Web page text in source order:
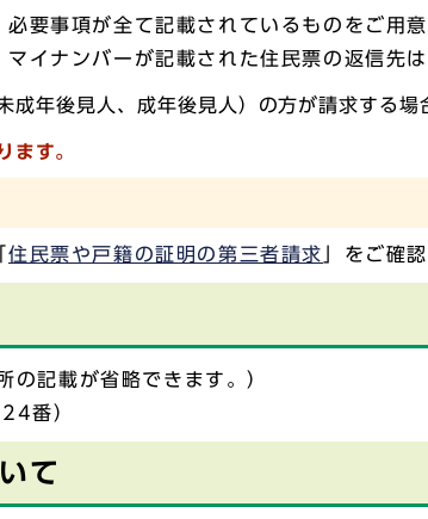
要事項が全て記載されているものをご用
イナンバーが記載された住民票の返信先
年後見人、成年後見人）の方が請求する場
ます。
住民票や戸籍の証明の第三者請求 」をご確
記載が省略できます。）
番）
て